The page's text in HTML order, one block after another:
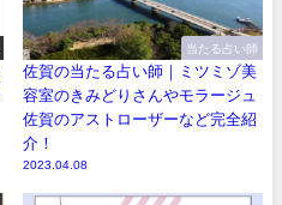
当たる占い師
佐賀の当たる占い師｜ミツミゾ美
容室のきみどりさんやモラージュ
佐賀のアストローザーなど完全紹
介！
2023.04.08